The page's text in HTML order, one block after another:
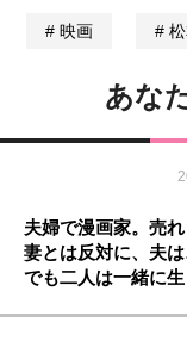
映画 松
あな
夫婦で漫画家。売
妻とは反対に、夫
でも二人は一緒に